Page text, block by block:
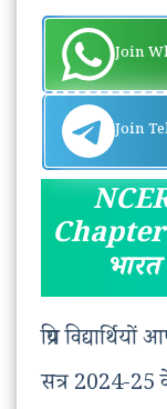
Join
Join
Chapter
प्रिय
सत्र 2024-25